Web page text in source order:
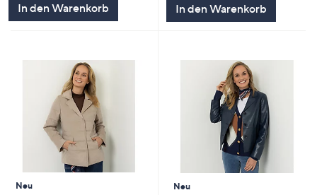
In den Warenkorb In den Warenkorb
Neu
Neu